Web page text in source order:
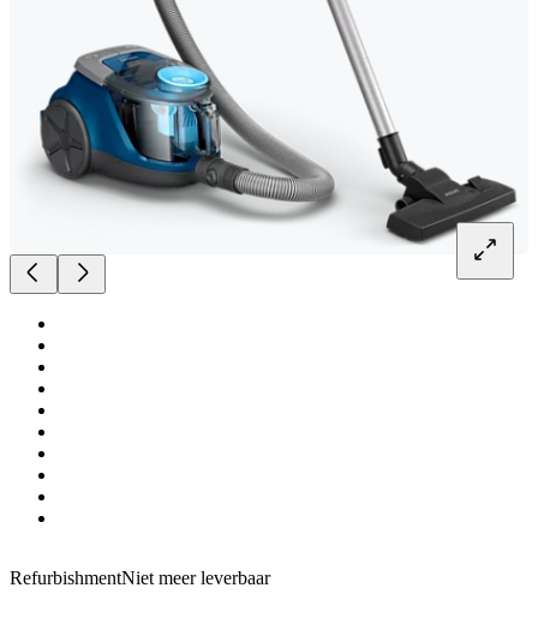
RefurbishmentNiet meer leverbaar